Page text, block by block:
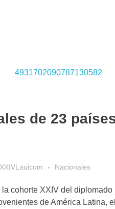
de 23
Nacionales
cohorte XXIV del
de América Latina,